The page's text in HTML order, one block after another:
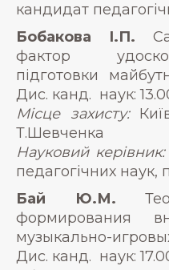
кандидат
Бобакова І.П.
фактор
підготовки
Дис. канд. наук:
Місце захисту:
Т.Шевченка
Науковий керівник:
педагогічних наук,
Бай Ю.М.
формирования
музыкально-
Дис. канд. наук: